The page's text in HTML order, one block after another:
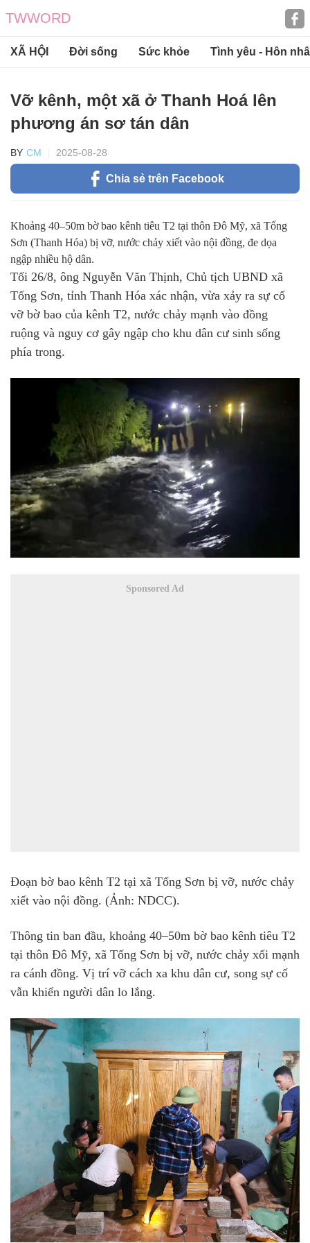
TWWORD
XÃ HỘI Đời sống Sức khỏe Tình yêu - Hôn
Vỡ kênh, một xã ở Thanh Hoá lên
phương án sơ tán dân
CM 2025-08-28
Chia sẻ trên Facebook
Khoảng 40–50m bờ bao kênh tiêu T2 tại thôn Đô Mỹ, xã Tống
Sơn (Thanh Hóa) bị vỡ, nước chảy xiết vào nội đồng, đe dọa
ngập nhiều hộ dân.
Tối 26/8, ông Nguyễn Văn Thịnh, Chủ tịch UBND xã
Tống Sơn, tỉnh Thanh Hóa xác nhận, vừa xảy ra sự cố
vỡ bờ bao của kênh T2, nước chảy mạnh vào đồng
ruộng và nguy cơ gây ngập cho khu dân cư sinh sống
phía trong.
Sponsored Ad
Đoạn bờ bao kênh T2 tại xã Tống Sơn bị vỡ, nước chảy
xiết vào nội đồng. (Ảnh: NDCC).
Thông tin ban đầu, khoảng 40–50m bờ bao kênh tiêu T2
tại thôn Đô Mỹ, xã Tống Sơn bị vỡ, nước chảy xối mạnh
ra cánh đồng. Vị trí vỡ cách xa khu dân cư, song sự cố
vẫn khiến người dân lo lắng.